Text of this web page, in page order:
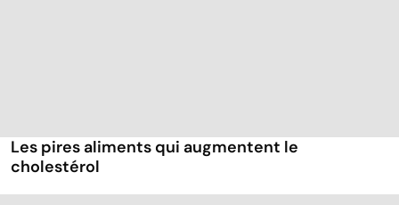
Les pires aliments qui augmentent le
cholestérol